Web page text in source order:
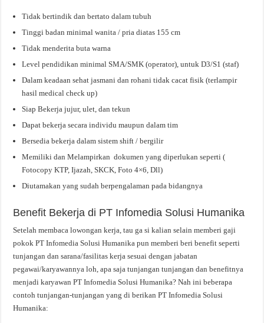
Tidak bertindik dan bertato dalam tubuh
Tinggi badan minimal wanita / pria diatas 155 cm
Tidak menderita buta warna
Level pendidikan minimal SMA/SMK (operator), untuk D3/S1 (staf)
Dalam keadaan sehat jasmani dan rohani tidak cacat fisik (terlampir
hasil medical check up)
Siap Bekerja jujur, ulet, dan tekun
Dapat bekerja secara individu maupun dalam tim
Bersedia bekerja dalam sistem shift / bergilir
Memiliki dan Melampirkan dokumen yang diperlukan seperti (
Fotocopy KTP, Ijazah, SKCK, Foto 4×6, Dll)
Diutamakan yang sudah berpengalaman pada bidangnya
Benefit Bekerja di PT Infomedia Solusi Humanika
Setelah membaca lowongan kerja, tau ga si kalian selain memberi gaji
pokok PT Infomedia Solusi Humanika pun memberi beri benefit seperti
tunjangan dan sarana/fasilitas kerja sesuai dengan jabatan
pegawai/karyawannya loh, apa saja tunjangan tunjangan dan benefitnya
menjadi karyawan PT Infomedia Solusi Humanika? Nah ini beberapa
contoh tunjangan-tunjangan yang di berikan PT Infomedia Solusi
Humanika: